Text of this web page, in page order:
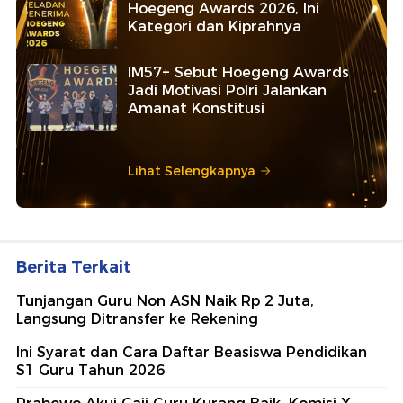
Hoegeng Awards 2026, Ini
Kategori dan Kiprahnya
IM57+ Sebut Hoegeng Awards
Jadi Motivasi Polri Jalankan
Amanat Konstitusi
Lihat Selengkapnya
Berita Terkait
Tunjangan Guru Non ASN Naik Rp 2 Juta,
Langsung Ditransfer ke Rekening
Ini Syarat dan Cara Daftar Beasiswa Pendidikan
S1 Guru Tahun 2026